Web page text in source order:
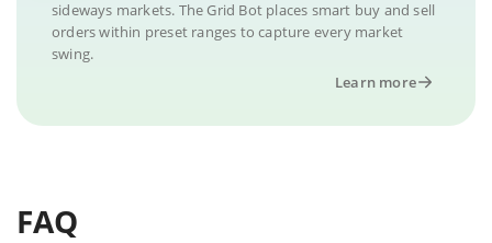
sideways markets. The Grid Bot places smart buy and sell
orders within preset ranges to capture every market
swing.
Learn more
FAQ